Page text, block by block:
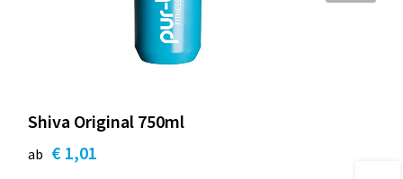
Shiva Original 750ml
ab € 1,01